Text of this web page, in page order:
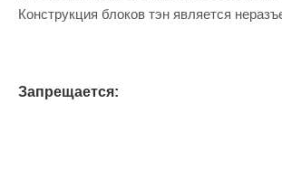
Конструкция блоков тэн является
Запрещается: